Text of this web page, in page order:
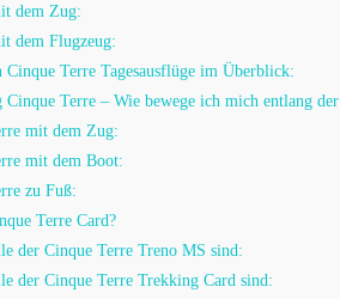
dem Zug:
dem Flugzeug:
Cinque Terre Tagesausflüge im Überblick:
Cinque Terre – Wie bewege ich mich entlang
mit dem Zug:
mit dem Boot:
zu Fuß:
Terre Card?
der Cinque Terre Treno MS sind:
der Cinque Terre Trekking Card sind: